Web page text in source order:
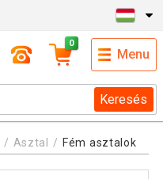
Keresés
0
Menu
Asztal Fém asztalok